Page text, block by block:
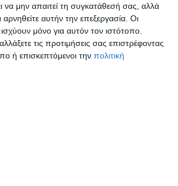
να μην απαιτεί τη συγκατάθεσή σας, αλλά
αρνηθείτε αυτήν την επεξεργασία. Οι
μόνο για αυτόν τον ιστότοπο.
τις προτιμήσεις σας επιστρέφοντας
ή επισκεπτόμενοι την πολιτική